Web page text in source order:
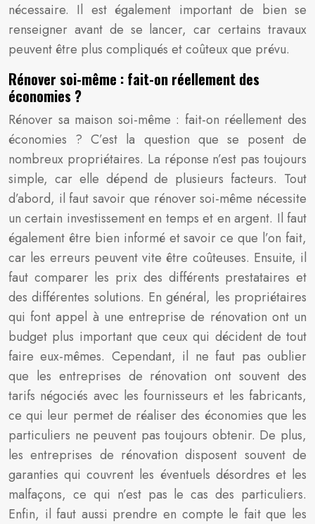
nécessaire. Il est également important de bien se
renseigner avant de se lancer, car certains travaux
peuvent être plus compliqués et coûteux que prévu.
Rénover soi-même : fait-on réellement des
économies ?
Rénover sa maison soi-même : fait-on réellement des
économies ? C’est la question que se posent de
nombreux propriétaires. La réponse n’est pas toujours
simple, car elle dépend de plusieurs facteurs. Tout
d’abord, il faut savoir que rénover soi-même nécessite
un certain investissement en temps et en argent. Il faut
également être bien informé et savoir ce que l’on fait,
car les erreurs peuvent vite être coûteuses. Ensuite, il
faut comparer les prix des différents prestataires et
des différentes solutions. En général, les propriétaires
qui font appel à une entreprise de rénovation ont un
budget plus important que ceux qui décident de tout
faire eux-mêmes. Cependant, il ne faut pas oublier
que les entreprises de rénovation ont souvent des
tarifs négociés avec les fournisseurs et les fabricants,
ce qui leur permet de réaliser des économies que les
particuliers ne peuvent pas toujours obtenir. De plus,
les entreprises de rénovation disposent souvent de
garanties qui couvrent les éventuels désordres et les
malfaçons, ce qui n’est pas le cas des particuliers.
Enfin, il faut aussi prendre en compte le fait que les